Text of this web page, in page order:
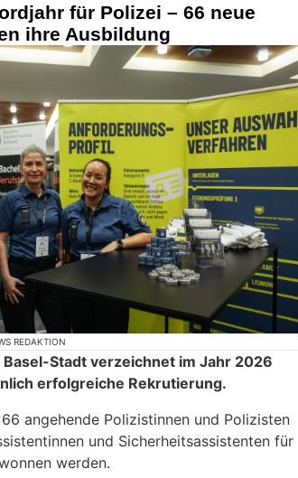
für Polizei – 66 neue
ihre Ausbildung
REDAKTION
Stadt verzeichnet im Jahr 2026
erfolgreiche Rekrutierung.
angehende Polizistinnen und Polizisten
und Sicherheitsassistenten für
werden.